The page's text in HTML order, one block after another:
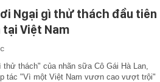
Ngại gì thử thách đầu tiên
tại Việt Nam
thách" của nhãn sữa Cô Gái Hà Lan,
tác "Vì một Việt Nam vươn cao vượt trội"